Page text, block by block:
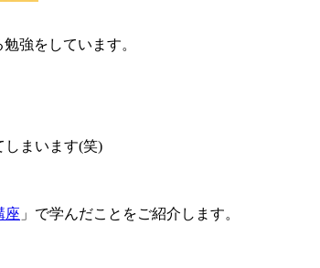
強をしています。
しまいます(笑)
座 」で学んだことをご紹介します。